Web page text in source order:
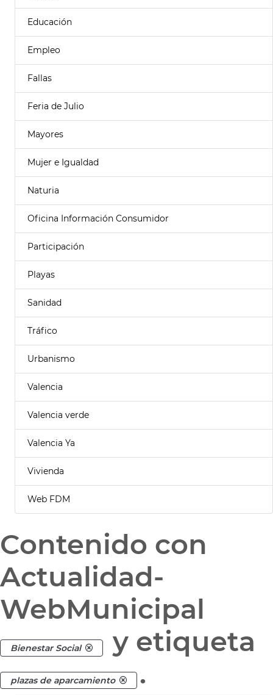
Educación
Empleo
Fallas
Feria de Julio
Mayores
Mujer e Igualdad
Naturia
Oficina Información Consumidor
Participación
Playas
Sanidad
Tráfico
Urbanismo
Valencia
Valencia verde
Valencia Ya
Vivienda
Web FDM
Contenido con
Actualidad-
WebMunicipal
Bienestar Social y etiqueta
plazas de aparcamiento .